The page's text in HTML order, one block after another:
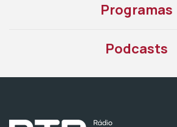
Programas
Podcasts